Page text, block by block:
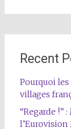
Recent
Pourquoi
villages
“Regarde !”
l’Eurovision